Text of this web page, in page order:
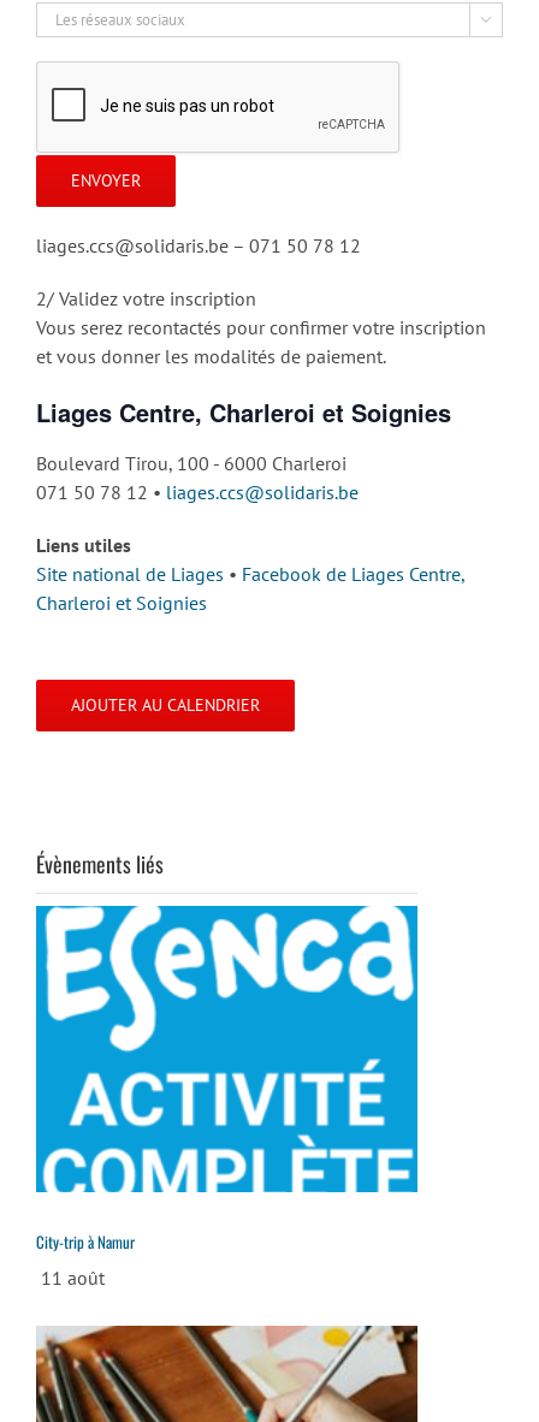

liages.ccs@solidaris.be – 071 50 78 12
2/ Validez votre inscription
Vous serez recontactés pour confirmer votre inscription
et vous donner les modalités de paiement.
Liages Centre, Charleroi et Soignies
Boulevard Tirou, 100 - 6000 Charleroi
071 50 78 12 • liages.ccs@solidaris.be
Liens utiles
Site national de Liages • Facebook de Liages Centre,
Charleroi et Soignies
AJOUTER AU CALENDRIER
Évènements liés
City-trip à Namur
11 août